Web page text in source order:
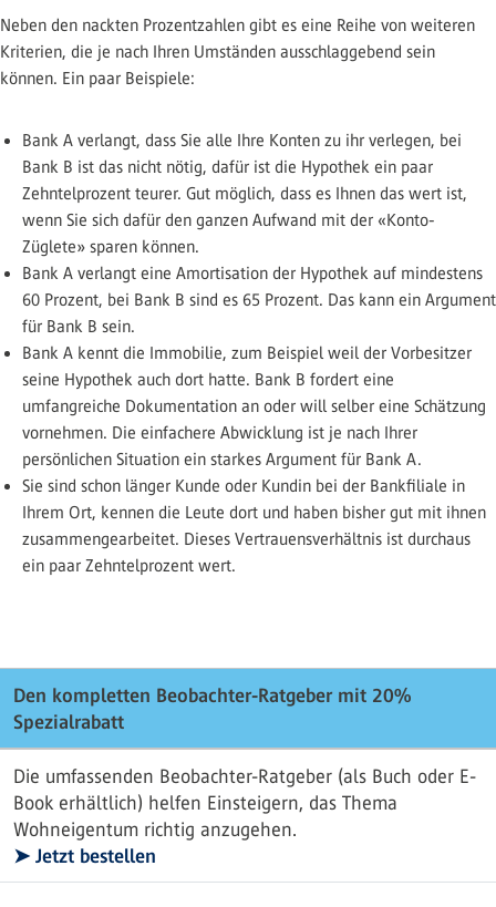
Neben den nackten Prozentzahlen gibt es eine Reihe von weiteren
Kriterien, die je nach Ihren Umständen ausschlaggebend sein
können. Ein paar Beispiele:
Bank A verlangt, dass Sie alle Ihre Konten zu ihr verlegen, bei
Bank B ist das nicht nötig, dafür ist die Hypothek ein paar
Zehntelprozent teurer. Gut möglich, dass es Ihnen das wert ist,
wenn Sie sich dafür den ganzen Aufwand mit der «Konto-
Züglete» sparen können.
Bank A verlangt eine Amortisation der Hypothek auf mindestens
60 Prozent, bei Bank B sind es 65 Prozent. Das kann ein Argument
für Bank B sein.
Bank A kennt die Immobilie, zum Beispiel weil der Vorbesitzer
seine Hypothek auch dort hatte. Bank B fordert eine
umfangreiche Dokumentation an oder will selber eine Schätzung
vornehmen. Die einfachere Abwicklung ist je nach Ihrer
persönlichen Situation ein starkes Argument für Bank A.
Sie sind schon länger Kunde oder Kundin bei der Bankfiliale in
Ihrem Ort, kennen die Leute dort und haben bisher gut mit ihnen
zusammengearbeitet. Dieses Vertrauensverhältnis ist durchaus
ein paar Zehntelprozent wert.
Den kompletten Beobachter-Ratgeber mit 20%
Spezialrabatt
Die umfassenden Beobachter-Ratgeber (als Buch oder E-
Book erhältlich) helfen Einsteigern, das Thema
Wohneigentum richtig anzugehen.
➤ Jetzt bestellen